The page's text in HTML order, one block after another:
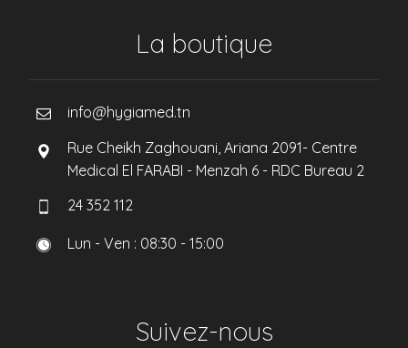
La boutique
info@hygiamed.tn
Rue Cheikh Zaghouani, Ariana 2091- Centre
Medical El FARABI - Menzah 6 - RDC Bureau 2
24 352 112
Lun - Ven : 08:30 - 15:00
Suivez-nous